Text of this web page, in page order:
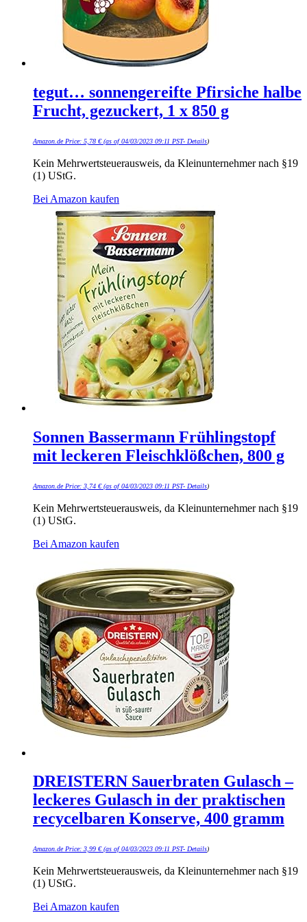
tegut… sonnengereifte Pfirsiche halbe
Frucht, gezuckert, 1 x 850 g
Amazon.de Price: 5,78 €(as of 04/03/2023 09:11 PST- Details)
Kein Mehrwertsteuerausweis, da Kleinunternehmer nach §19
(1) UStG.
Bei Amazon kaufen
Sonnen Bassermann Frühlingstopf
mit leckeren Fleischklößchen, 800 g
Amazon.de Price: 3,74 €(as of 04/03/2023 09:11 PST- Details)
Kein Mehrwertsteuerausweis, da Kleinunternehmer nach §19
(1) UStG.
Bei Amazon kaufen
DREISTERN Sauerbraten Gulasch –
leckeres Gulasch in der praktischen
recycelbaren Konserve, 400 gramm
Amazon.de Price: 3,99 €(as of 04/03/2023 09:11 PST- Details)
Kein Mehrwertsteuerausweis, da Kleinunternehmer nach §19
(1) UStG.
Bei Amazon kaufen